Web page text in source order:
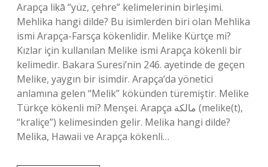
Arapça liḳā “yüz, çehre” kelimelerinin birleşimi.
Mehlika hangi dilde? Bu isimlerden biri olan Mehlika
ismi Arapça-Farsça kökenlidir. Melike Kürtçe mi?
Kızlar için kullanılan Melike ismi Arapça kökenli bir
kelimedir. Bakara Suresi’nin 246. ayetinde de geçen
Melike, yaygın bir isimdir. Arapça’da yönetici
anlamına gelen “Melik” kökünden türemiştir. Melike
Türkçe kökenli mi? Menşei. Arapça مالكة‎ (melike(t),
“kraliçe”) kelimesinden gelir. Melika hangi dilde?
Melika, Hawaii ve Arapça kökenli…